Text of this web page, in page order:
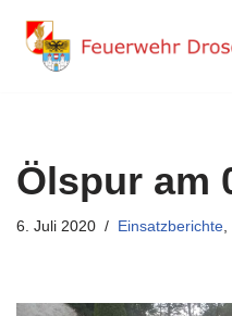
Zum
Ölspur am
6. Juli 2020 Einsatzberichte,